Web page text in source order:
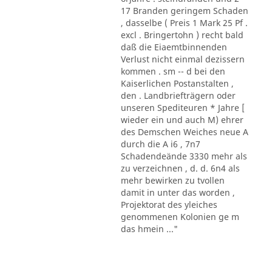
17 Branden geringem Schaden
, dasselbe ( Preis 1 Mark 25 Pf .
excl . Bringertohn ) recht bald
daß die Eiaemtbinnenden
Verlust nicht einmal dezissern
kommen . sm -- d bei den
Kaiserlichen Postanstalten ,
den . Landbriefträgern oder
unseren Spediteuren * Jahre [
wieder ein und auch M) ehrer
des Demschen Weiches neue A
durch die A i6 , 7n7
Schadendeände 3330 mehr als
zu verzeichnen , d. d. 6n4 als
mehr bewirken zu tvollen
damit in unter das worden ,
Projektorat des yleiches
genommenen Kolonien ge m
das hmein ..."